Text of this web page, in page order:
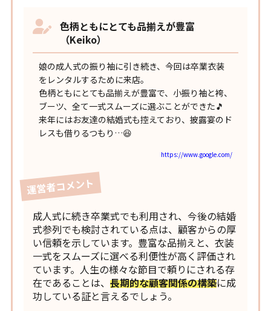
色柄ともにとても品揃えが豊富
（Keiko）
娘の成人式の振り袖に引き続き、今回は卒業衣装
をレンタルするために来店。
色柄ともにとても品揃えが豊富で、小振り袖と袴、
ブーツ、全て一式スムーズに選ぶことができた🎵
来年にはお友達の結婚式も控えており、披露宴のド
レスも借りるつもり…😆
https://www.google.com/
運営者コメント
成人式に続き卒業式でも利用され、今後の結婚
式参列でも検討されている点は、顧客からの厚
い信頼を示しています。豊富な品揃えと、衣装
一式をスムーズに選べる利便性が高く評価され
ています。人生の様々な節目で頼りにされる存
在であることは、 長期的な顧客関係の構築に成
功している証と言えるでしょう。